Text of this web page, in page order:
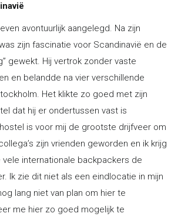
avontuurlijk aangelegd. Na zijn
zijn fascinatie voor Scandinavië en de
gewekt. Hij vertrok zonder vaste
en belandde na vier verschillende
Het klikte zo goed met zijn
dat hij er ondertussen vast is
is voor mij de grootste drijfveer om
zijn vrienden geworden en ik krijg
vele internationale backpackers de
Ik zie dit niet als een eindlocatie in mijn
lang niet van plan om hier te
me hier zo goed mogelijk te